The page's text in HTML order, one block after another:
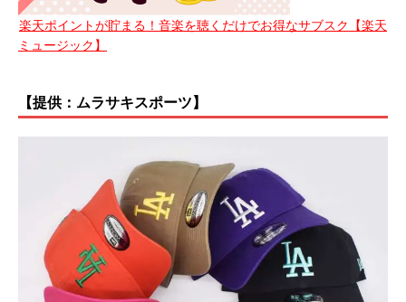
楽天ポイントが貯まる！音楽を聴くだけでお得なサブスク【楽天
ミュージック】
【提供：ムラサキスポーツ】